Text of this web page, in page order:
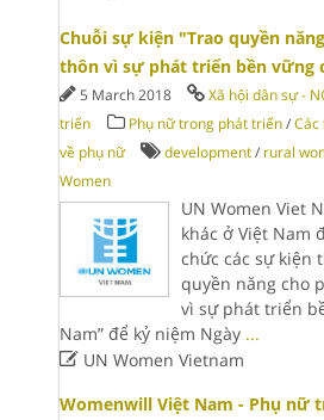
Chuỗi sự kiện "Trao quyền
thôn vì sự phát triển bền vững
5 March 2018 Xã hội dân sự -
triển
Phụ nữ trong phát triển /Các
về phụ nữ
development / rural
Women
UN Women Viet
khác ở Việt Nam
chức các sự kiện
quyền năng cho
vì sự phát triển
Nam” để kỷ niệm Ngày ...
UN Women Vietnam
Womenwill Việt Nam - Phụ nữ